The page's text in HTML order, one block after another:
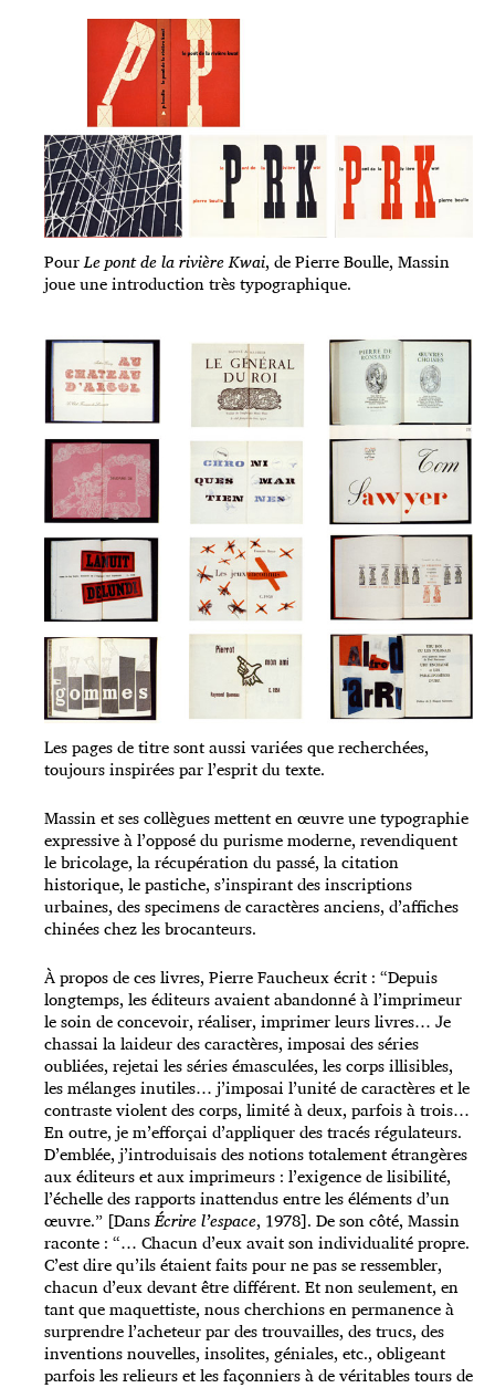
PourLe pont de la rivière Kwai, de Pierre Boulle, Massin
joue une introduction très typographique.
Les pages de titre sont aussi variées que recherchées,
toujours inspirées par l’esprit du texte.
Massin et ses collègues mettent en œuvre une typographie
expressive à l’opposé du purisme moderne, revendiquent
le bricolage, la récupération du passé, la citation
historique, le pastiche, s’inspirant des inscriptions
urbaines, des specimens de caractères anciens, d’affiches
chinées chez les brocanteurs.
À propos de ces livres, Pierre Faucheux écrit : “Depuis
longtemps, les éditeurs avaient abandonné à l’imprimeur
le soin de concevoir, réaliser, imprimer leurs livres… Je
chassai la laideur des caractères, imposai des séries
oubliées, rejetai les séries émasculées, les corps illisibles,
les mélanges inutiles… j’imposai l’unité de caractères et le
contraste violent des corps, limité à deux, parfois à trois…
En outre, je m’efforçai d’appliquer des tracés régulateurs.
D’emblée, j’introduisais des notions totalement étrangères
aux éditeurs et aux imprimeurs : l’exigence de lisibilité,
l’échelle des rapports inattendus entre les éléments d’un
œuvre.” [DansÉcrire l’espace, 1978]. De son côté, Massin
raconte : “… Chacun d’eux avait son individualité propre.
C’est dire qu’ils étaient faits pour ne pas se ressembler,
chacun d’eux devant être différent. Et non seulement, en
tant que maquettiste, nous cherchions en permanence à
surprendre l’acheteur par des trouvailles, des trucs, des
inventions nouvelles, insolites, géniales, etc., obligeant
parfois les relieurs et les façonniers à de véritables tours de